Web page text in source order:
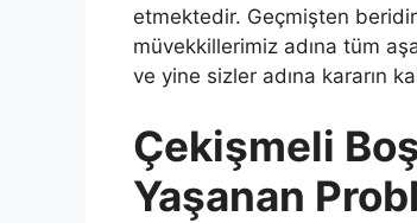
etmektedir. Geçmişten
müvekkillerimiz adına tüm
ve yine sizler adına kararın
Çekişmeli
Yaşanan